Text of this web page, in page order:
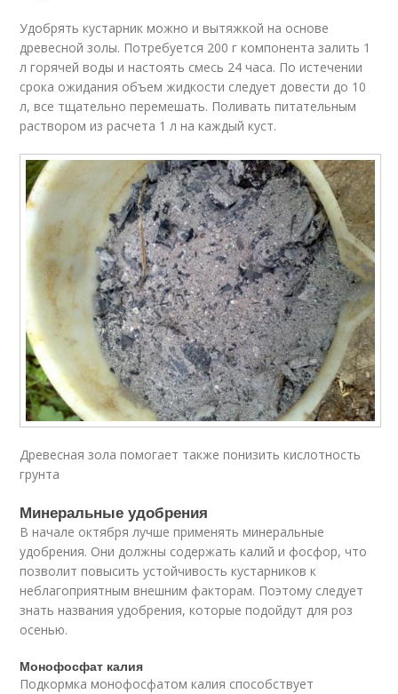
Удобрять кустарник можно и вытяжкой на основе
древесной золы. Потребуется 200 г компонента залить 1
л горячей воды и настоять смесь 24 часа. По истечении
срока ожидания объем жидкости следует довести до 10
л, все тщательно перемешать. Поливать питательным
раствором из расчета 1 л на каждый куст.
Древесная зола помогает также понизить кислотность
грунта
Минеральные удобрения
В начале октября лучше применять минеральные
удобрения. Они должны содержать калий и фосфор, что
позволит повысить устойчивость кустарников к
неблагоприятным внешним факторам. Поэтому следует
знать названия удобрения, которые подойдут для роз
осенью.
Монофосфат калия
Подкормка монофосфатом калия способствует